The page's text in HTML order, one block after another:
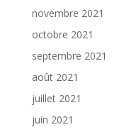
novembre 2021
octobre 2021
septembre 2021
août 2021
juillet 2021
juin 2021